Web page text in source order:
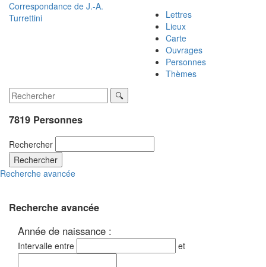
Correspondance de J.-A.
Turrettini
Lettres
Lieux
Carte
Ouvrages
Personnes
Thèmes
7819 Personnes
Rechercher
Rechercher
Recherche avancée
Recherche avancée
Année de naissance :
Intervalle entre et